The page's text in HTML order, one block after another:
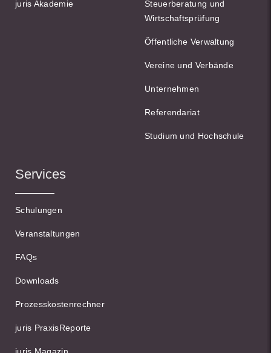
juris Akademie
Steuerberatung und
Wirtschaftsprüfung
Öffentliche Verwaltung
Vereine und Verbände
Unternehmen
Referendariat
Studium und Hochschule
Services
Schulungen
Veranstaltungen
FAQs
Downloads
Prozesskostenrechner
juris PraxisReporte